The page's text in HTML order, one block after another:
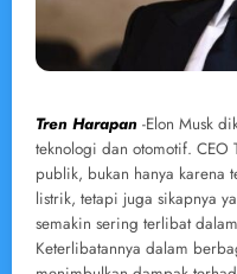
Tren Harapan -Elon Musk
teknologi dan otomotif. CEO
publik, bukan hanya karena
listrik, tetapi juga sikapnya
semakin sering terlibat
Keterlibatannya dalam